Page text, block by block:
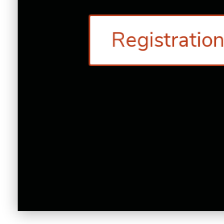
Registration